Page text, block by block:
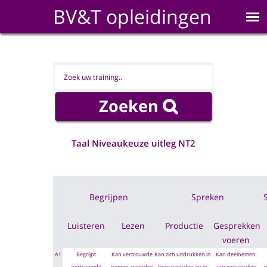
BV&T opleidingen
Taal Niveaukeuze uitleg NT2
Begrijpen Spreken
Luisteren Lezen Productie
Gesprekken
voeren
A1
Begrijpt
Kan vertrouwde Kan zich uitdrukken in
Kan deelnemen